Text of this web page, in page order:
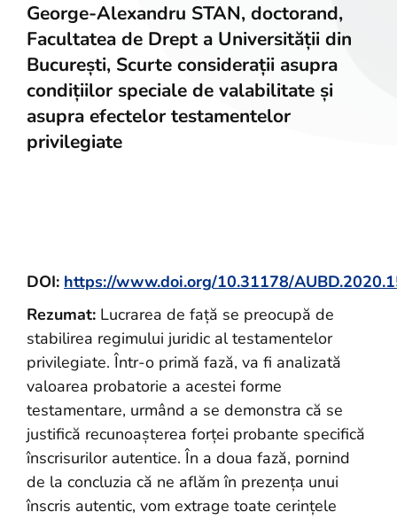
George-Alexandru STAN, doctorand,
Facultatea de Drept a Universității din
București, Scurte considerații asupra
condițiilor speciale de valabilitate și
asupra efectelor testamentelor
privilegiate
DOI: https://www.doi.org/10.31178/
Rezumat: Lucrarea de față se preocupă de
stabilirea regimului juridic al testamentelor
privilegiate. Într-o primă fază, va fi analizată
valoarea probatorie a acestei forme
testamentare, urmând a se demonstra că se
justifică recunoașterea forței probante specifică
înscrisurilor autentice. În a doua fază, pornind
de la concluzia că ne aflăm în prezența unui
înscris autentic, vom extrage toate cerințele